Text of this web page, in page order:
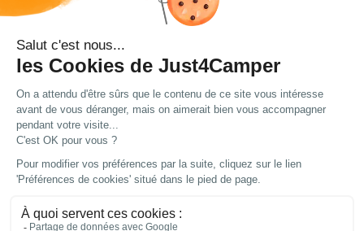
bouton
RG-659368
68,90 €
Comparer
Ajouter au panier
En stock
67,20 €
Ajouter au panier